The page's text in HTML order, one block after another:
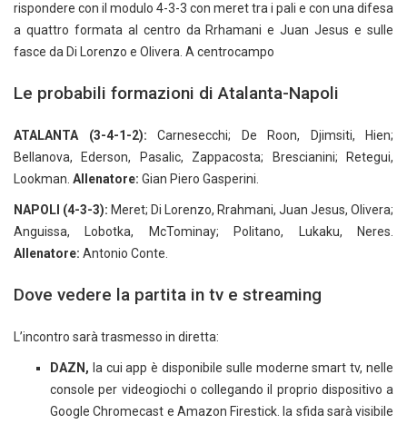
rispondere con il modulo 4-3-3 con meret tra i pali e con una difesa
a quattro formata al centro da Rrhamani e Juan Jesus e sulle
fasce da Di Lorenzo e Olivera. A centrocampo
Le probabili formazioni di Atalanta-Napoli
ATALANTA (3-4-1-2): Carnesecchi; De Roon, Djimsiti, Hien;
Bellanova, Ederson, Pasalic, Zappacosta; Brescianini; Retegui,
Lookman. Allenatore: Gian Piero Gasperini.
NAPOLI (4-3-3): Meret; Di Lorenzo, Rrahmani, Juan Jesus, Olivera;
Anguissa, Lobotka, McTominay; Politano, Lukaku, Neres.
Allenatore: Antonio Conte.
Dove vedere la partita in tv e streaming
L’incontro sarà trasmesso in diretta:
DAZN, la cui app è disponibile sulle moderne smart tv, nelle
console per videogiochi o collegando il proprio dispositivo a
Google Chromecast e Amazon Firestick. la sfida sarà visibile